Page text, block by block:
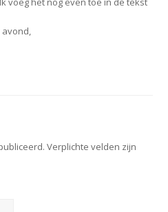
Verplichte velden zijn